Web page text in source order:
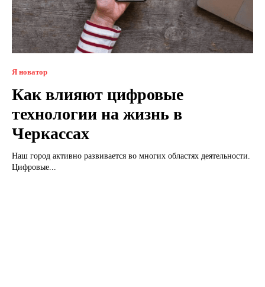
Я новатор
Как влияют цифровые
технологии на жизнь в
Черкассах
Наш город активно развивается во многих областях деятельности.
Цифровые...